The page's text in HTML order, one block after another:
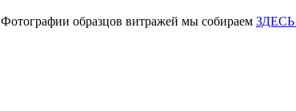
Фотографии образцов витражей мы собираем